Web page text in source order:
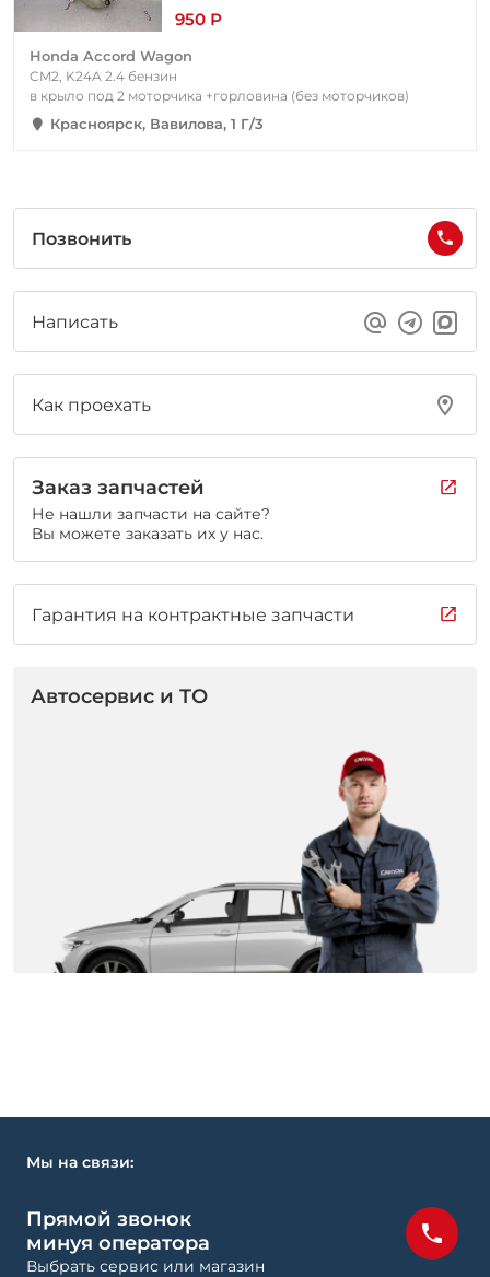
950 Р
Honda Accord Wagon
CM2, K24A 2.4 бензин
в крыло под 2 моторчика +горловина (без моторчиков)
Красноярск, Вавилова, 1 Г/3
Позвонить
Написать
Как проехать
Заказ запчастей
Не нашли запчасти на сайте?
Вы можете заказать их у нас.
Гарантия на контрактные запчасти
Автосервис и ТО
Мы на связи:
Прямой звонок
минуя оператора
Выбрать сервис или магазин